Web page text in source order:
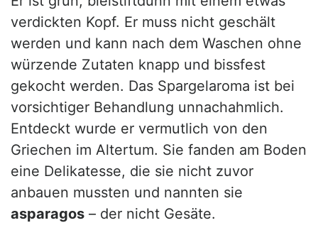
verdickten Kopf. Er muss nicht geschält
werden und kann nach dem Waschen ohne
würzende Zutaten knapp und bissfest
gekocht werden. Das Spargelaroma ist bei
vorsichtiger Behandlung unnachahmlich.
Entdeckt wurde er vermutlich von den
Griechen im Altertum. Sie fanden am Boden
eine Delikatesse, die sie nicht zuvor
anbauen mussten und nannten sie
asparagos – der nicht Gesäte.